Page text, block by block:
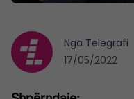
Nga Telegrafi
17/05/2022